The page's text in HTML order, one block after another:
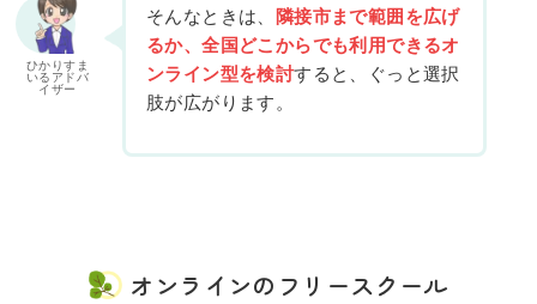
ひかりすま
いるアドバ
イザー
そんなときは、 隣接市まで範囲を広げ
るか、全国どこからでも利用できるオ
ンライン型を検討すると、ぐっと選択
肢が広がります。
オンラインのフリースクール